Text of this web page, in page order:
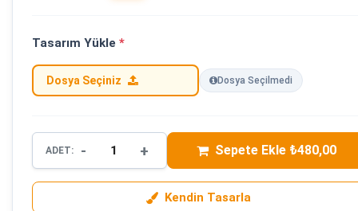
Tasarım Yükle *
Dosya Seçiniz Dosya Seçilmedi
ADET: - + Sepete Ekle ₺480,00
Kendin Tasarla